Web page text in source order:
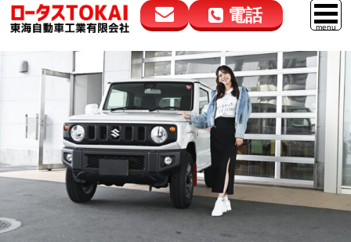
電話
花高松本店
050-5264-4432
9:00～18:00
大在店
050-5264-4433
9:00～18:00
マイカーリース
スマイル車検
鈑金・塗装
点検・整備
自動車保険